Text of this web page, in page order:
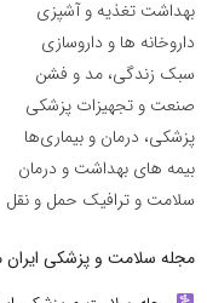
بهداشت تغذیه و آشپزی
داروخانه ها و داروسازی
سبک زندگی، مد و فشن
صنعت و تجهیزات پزشکی
پزشکی، درمان و بیماری‌ها
بیمه های بهداشت و درمان
سلامت و ترافیک حمل و نقل
مجله سلامت و پزشکی ایران